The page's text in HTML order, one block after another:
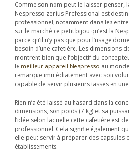
Comme son nom peut le laisser penser,
Nespresso zenius Professional est
professionnel, notamment dans les
sur le marché ce petit bijou qu’est la
parce qu’il n’y pas que pour l’usage
besoin d’une cafetière. Les dimensions
montrent bien que l’objectif du
le meilleur appareil Nespresso au
remarque immédiatement avec son
capable de servir plusieurs tasses en
Rien n’a été laissé au hasard dans la
dimensions, son poids (7 kg) et sa
l’idée selon laquelle cette cafetière est
professionnel. Cela signifie également
elle peut servir à préparer des capsules
établissements.